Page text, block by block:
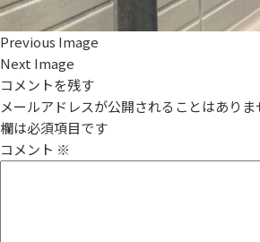
Previous Image
Next Image
コメントを残す
メールアドレスが公開されることはありま
欄は必須項目です
コメント ※